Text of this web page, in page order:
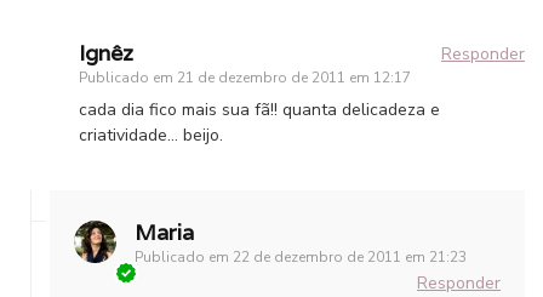
Ignêz
Publicado em 21 de dezembro de 2011 em 12:17
Responder
cada dia fico mais sua fã!! quanta delicadeza e
criatividade… beijo.
Maria
Publicado em 22 de dezembro de 2011 em 21:23
Responder